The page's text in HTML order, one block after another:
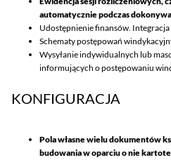
automatycznie podczas
Udostępnienie finansów. Integracja
Schematy postępowań
Wysyłanie indywidualnych lub
informujących o postępowaniu
KONFIGURACJA
Pola własne wielu dokumentów
budowania w oparciu o nie